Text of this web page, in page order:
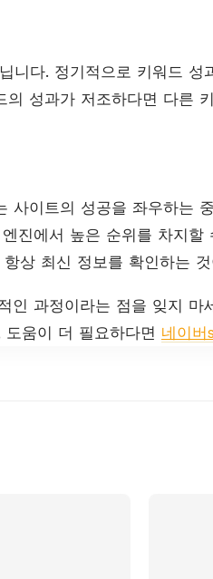
니다. 정기적으로 키워드
성과가 저조하다면 다른
사이트의 성공을 좌우하는
진에서 높은 순위를 차지할
상 최신 정보를 확인하는
인 과정이라는 점을 잊지 마
움이 더 필요하다면 네이버